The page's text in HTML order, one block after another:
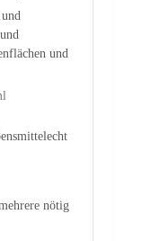
und
nötig